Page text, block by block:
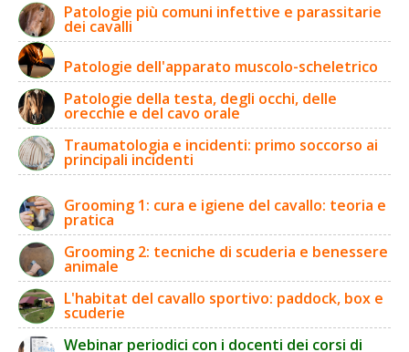
Patologie più comuni infettive e parassitarie
dei cavalli
Patologie dell'apparato muscolo-scheletrico
Patologie della testa, degli occhi, delle
orecchie e del cavo orale
Traumatologia e incidenti: primo soccorso ai
principali incidenti
Grooming 1: cura e igiene del cavallo: teoria e
pratica
Grooming 2: tecniche di scuderia e benessere
animale
L'habitat del cavallo sportivo: paddock, box e
scuderie
Webinar periodici con i docenti dei corsi di